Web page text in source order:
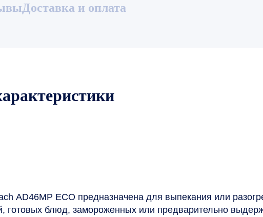
Доставка и оплата
AD46MP ECO предназначена для выпекания или
готовых блюд, замороженных или предварительно